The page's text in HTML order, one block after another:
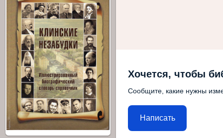
Хочется, чтобы
Сообщите, какие нужны
Написать